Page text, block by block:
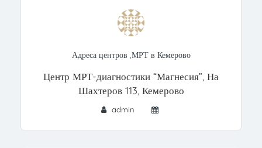
Адреса центров ,МРТ в Кемерово
Центр МРТ-диагностики “Магнесия”, На
Шахтеров 113, Кемерово
admin